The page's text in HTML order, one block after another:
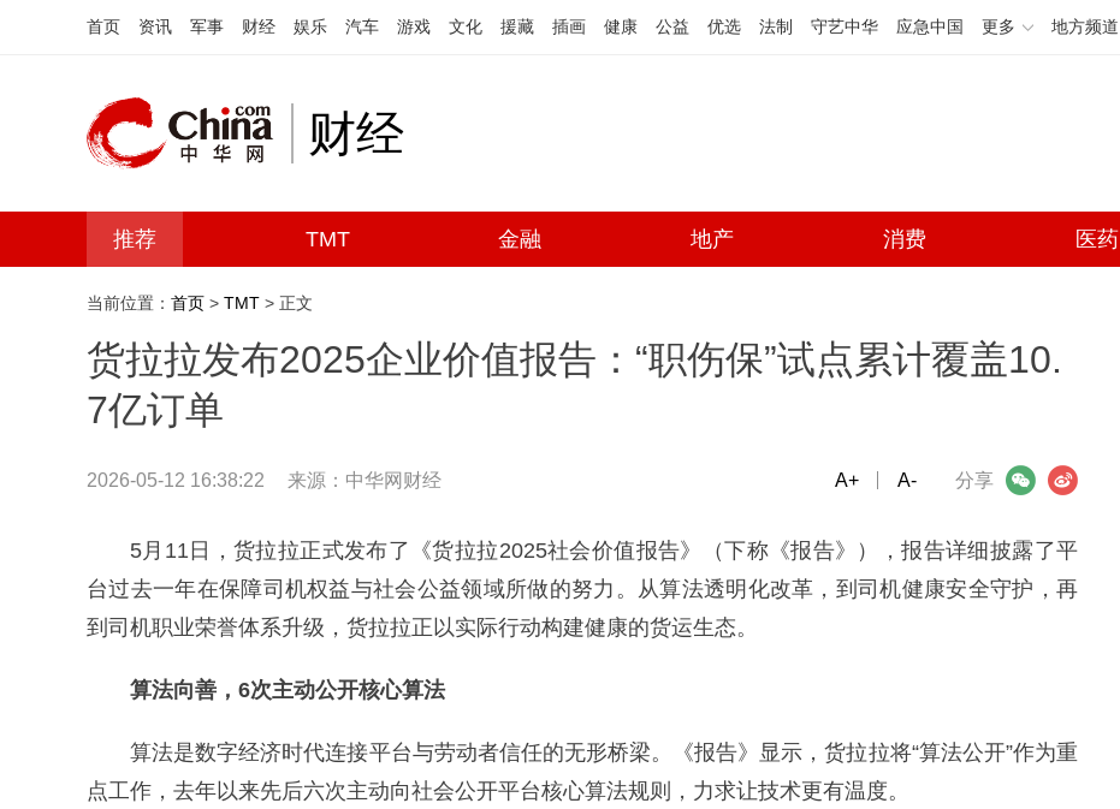
首页 资讯 军事 财经 娱乐 汽车 游戏 文化 援藏 插画 健康 公益 优选 法制 守艺中华 应急中国 更多 地方频道
财经
推荐 TMT 金融 地产 消费 医药
当前位置： 首页 > TMT > 正文
货拉拉发布2025企业价值报告：“职伤保”试点累计覆盖10.
7亿订单
2026-05-12 16:38:22 来源：中华网财经 分享
微信 微博
A+ A-
5月11日，货拉拉正式发布了《货拉拉2025社会价值报告》（下称《报告》），报告详细披露了平
台过去一年在保障司机权益与社会公益领域所做的努力。从算法透明化改革，到司机健康安全守护，再
到司机职业荣誉体系升级，货拉拉正以实际行动构建健康的货运生态。
算法向善，6次主动公开核心算法
算法是数字经济时代连接平台与劳动者信任的无形桥梁。《报告》显示，货拉拉将“算法公开”作为重
点工作，去年以来先后六次主动向社会公开平台核心算法规则，力求让技术更有温度。